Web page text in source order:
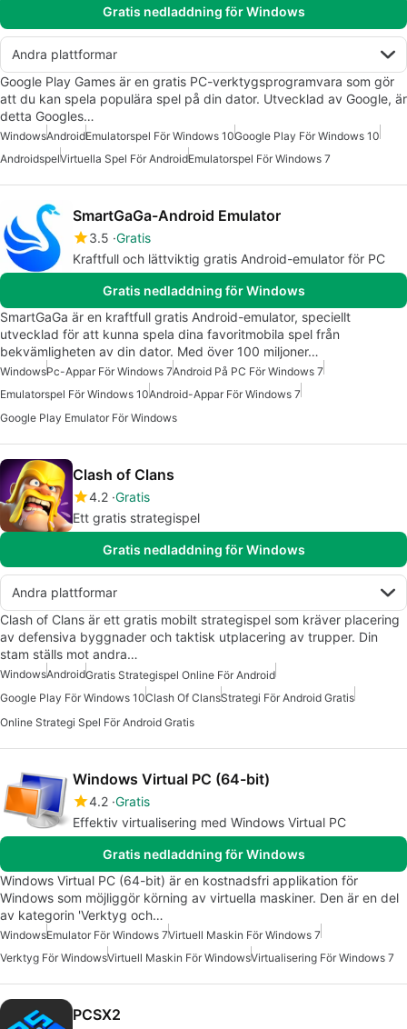
Gratis nedladdning för Windows
Andra plattformar
Google Play Games är en gratis PC-verktygsprogramvara som gör
att du kan spela populära spel på din dator. Utvecklad av Google, är
detta Googles…
WindowsAndroidEmulatorspel För Windows 10Google Play För Windows 10
AndroidspelVirtuella Spel För AndroidEmulatorspel För Windows 7
SmartGaGa-Android Emulator
3.5 Gratis
Kraftfull och lättviktig gratis Android-emulator för PC
Gratis nedladdning för Windows
SmartGaGa är en kraftfull gratis Android-emulator, speciellt
utvecklad för att kunna spela dina favoritmobila spel från
bekvämligheten av din dator. Med över 100 miljoner…
WindowsPc-Appar För Windows 7Android På PC För Windows 7
Emulatorspel För Windows 10Android-Appar För Windows 7
Google Play Emulator För Windows
Clash of Clans
4.2 Gratis
Ett gratis strategispel
Gratis nedladdning för Windows
Andra plattformar
Clash of Clans är ett gratis mobilt strategispel som kräver placering
av defensiva byggnader och taktisk utplacering av trupper. Din
stam ställs mot andra…
WindowsAndroidGratis Strategispel Online För Android
Google Play För Windows 10Clash Of ClansStrategi För Android Gratis
Online Strategi Spel För Android Gratis
Windows Virtual PC (64-bit)
4.2 Gratis
Effektiv virtualisering med Windows Virtual PC
Gratis nedladdning för Windows
Windows Virtual PC (64-bit) är en kostnadsfri applikation för
Windows som möjliggör körning av virtuella maskiner. Den är en del
av kategorin 'Verktyg och…
WindowsEmulator För Windows 7Virtuell Maskin För Windows 7
Verktyg För WindowsVirtuell Maskin För WindowsVirtualisering För Windows 7
PCSX2